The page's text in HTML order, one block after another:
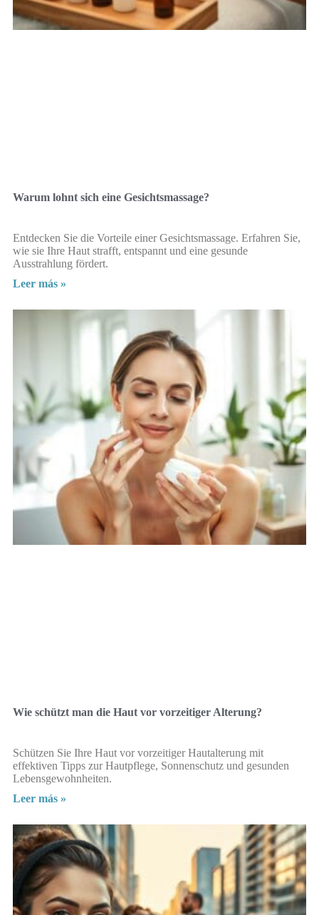
Warum lohnt sich eine Gesichtsmassage?
Entdecken Sie die Vorteile einer Gesichtsmassage. Erfahren Sie,
wie sie Ihre Haut strafft, entspannt und eine gesunde
Ausstrahlung fördert.
Leer más »
Wie schützt man die Haut vor vorzeitiger Alterung?
Schützen Sie Ihre Haut vor vorzeitiger Hautalterung mit
effektiven Tipps zur Hautpflege, Sonnenschutz und gesunden
Lebensgewohnheiten.
Leer más »